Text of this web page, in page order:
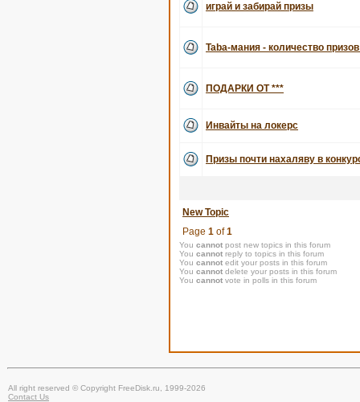
играй и забирай призы
Taba-мания - количество
ПОДАРКИ ОТ ***
Инвайты на локерс
Призы почти нахаляву в
New Topic
Page 1 of1
You cannot post new topics in this forum
You cannot reply to topics in this forum
You cannot edit your posts in this forum
You cannot delete your posts in this forum
You cannot vote in polls in this forum
All right reserved © Copyright FreeDisk.ru, 1999-2026
Contact Us